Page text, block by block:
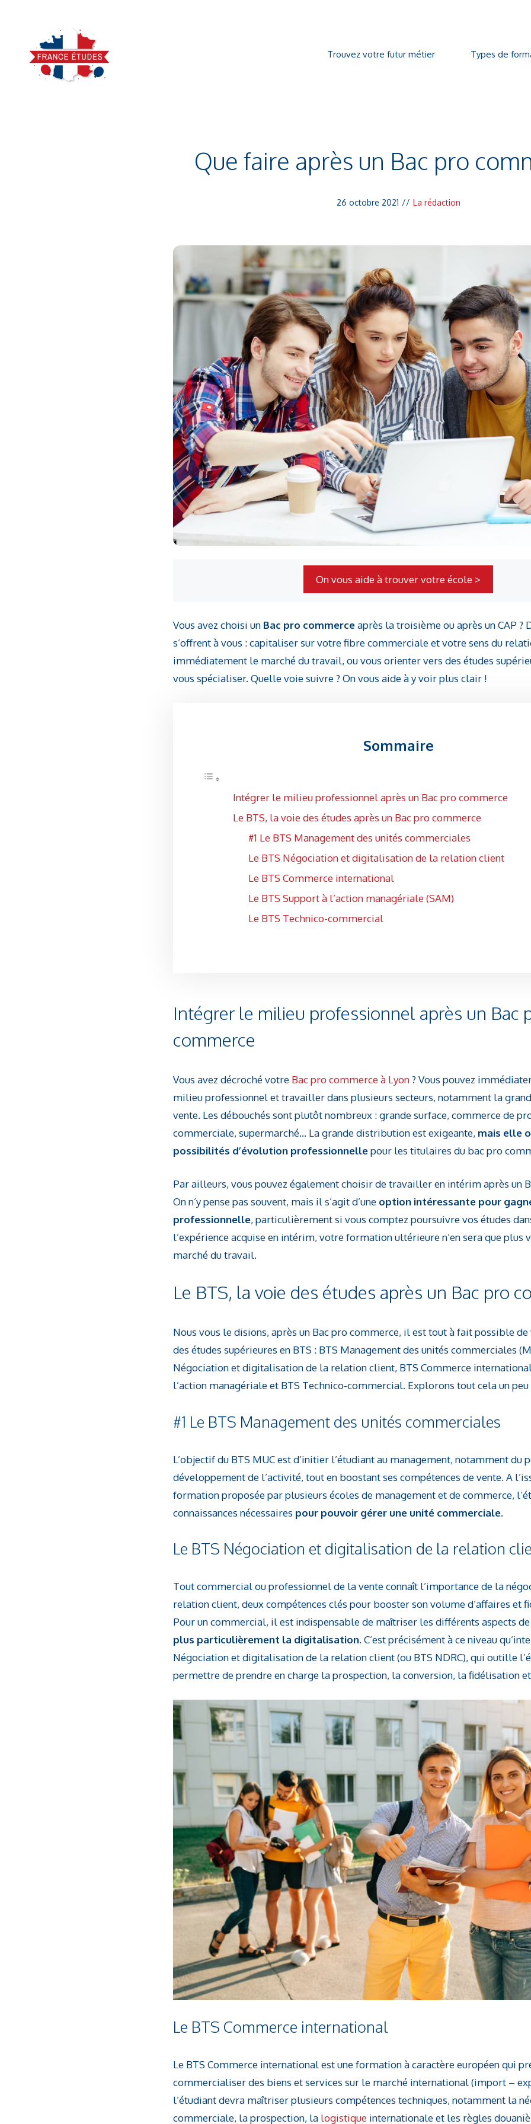
Trouvez votre futur métier Types de
Que faire après un Bac pro
26 octobre 2021 // La rédaction
On vous aide à trouver votre école >
Vous avez choisi un Bac pro commerceaprès la troisième ou après un CAP ?
s’offrent à vous : capitaliser sur votre fibre commerciale et votre sens du
immédiatement le marché du travail, ou vous orienter vers des études
vous spécialiser. Quelle voie suivre ? On vous aide à y voir plus clair !
Sommaire
Intégrer le milieu professionnel après un Bac pro commerce
Le BTS, la voie des études après un Bac pro commerce
#1 Le BTS Management des unités commerciales
Le BTS Négociation et digitalisation de la relation client
Le BTS Commerce international
Le BTS Support à l’action managériale (SAM)
Le BTS Technico-commercial
Intégrer le milieu professionnel après un Bac
commerce
Vous avez décroché votre Bac pro commerce à Lyon? Vous pouvez
milieu professionnel et travailler dans plusieurs secteurs, notamment la
vente. Les débouchés sont plutôt nombreux : grande surface, commerce de
commerciale, supermarché… La grande distribution est exigeante, mais elle
possibilités d’évolution professionnellepour les titulaires du bac pro
Par ailleurs, vous pouvez également choisir de travailler en intérim après un
On n’y pense pas souvent, mais il s’agit d’une option intéressante pour
professionnelle, particulièrement si vous comptez poursuivre vos études
l’expérience acquise en intérim, votre formation ultérieure n’en sera que plus
marché du travail.
Le BTS, la voie des études après un Bac pro
Nous vous le disions, après un Bac pro commerce, il est tout à fait possible
des études supérieures en BTS : BTS Management des unités commerciales
Négociation et digitalisation de la relation client, BTS Commerce
l’action managériale et BTS Technico-commercial. Explorons tout cela un
#1 Le BTS Management des unités commerciales
L’objectif du BTS MUC est d’initier l’étudiant au management, notamment du
développement de l’activité, tout en boostant ses compétences de vente. A
formation proposée par plusieurs écoles de management et de commerce,
connaissances nécessaires pour pouvoir gérer une unité commerciale.
Le BTS Négociation et digitalisation de la relation
Tout commercial ou professionnel de la vente connaît l’importance de la
relation client, deux compétences clés pour booster son volume d’affaires et
Pour un commercial, il est indispensable de maîtriser les différents aspects
plus particulièrement la digitalisation. C’est précisément à ce niveau
Négociation et digitalisation de la relation client (ou BTS NDRC), qui outille
permettre de prendre en charge la prospection, la conversion, la fidélisation
Le BTS Commerce international
Le BTS Commerce international est une formation à caractère européen qui
commercialiser des biens et services sur le marché international (import –
l’étudiant devra maîtriser plusieurs compétences techniques, notamment la
commerciale, la prospection, la logistique internationale et les règles